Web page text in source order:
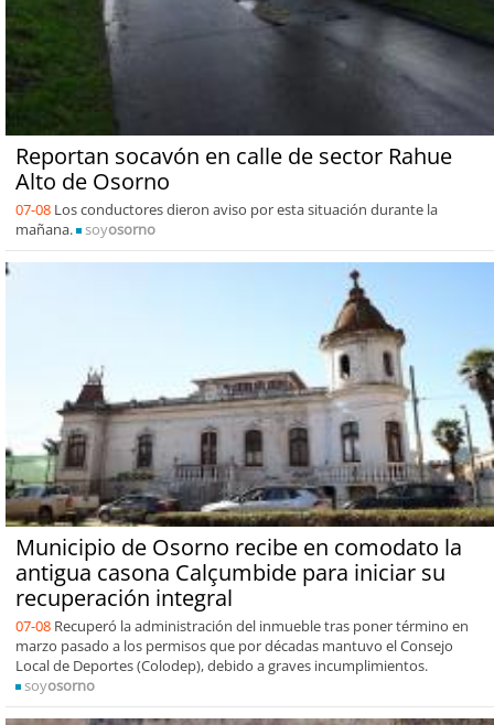
Reportan socavón en calle de sector Rahue
Alto de Osorno
07-08 Los conductores dieron aviso por esta situación durante la
mañana.
soyosorno
Municipio de Osorno recibe en comodato la
antigua casona Calçumbide para iniciar su
recuperación integral
07-08 Recuperó la administración del inmueble tras poner término en
marzo pasado a los permisos que por décadas mantuvo el Consejo
Local de Deportes (Colodep), debido a graves incumplimientos.
soyosorno